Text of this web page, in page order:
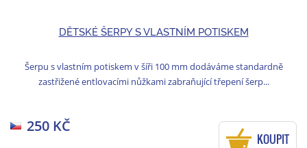
DĚTSKÉ ŠERPY S VLASTNÍM POTISKEM
Šerpu s vlastním potiskem v šíři 100 mm dodáváme standardně
zastřižené entlovacími nůžkami zabraňující třepení šerp...
250 KČ
KOUPIT